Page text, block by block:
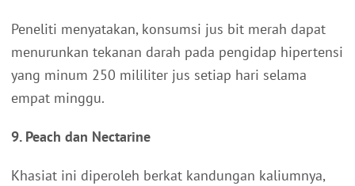
Peneliti menyatakan, konsumsi jus bit merah dapat
menurunkan tekanan darah pada pengidap hipertensi
yang minum 250 mililiter jus setiap hari selama
empat minggu.
9. Peach dan Nectarine
Khasiat ini diperoleh berkat kandungan kaliumnya,